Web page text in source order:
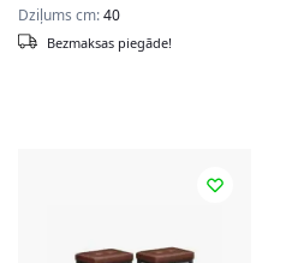
Dziļums cm:40
Bezmaksas piegāde!